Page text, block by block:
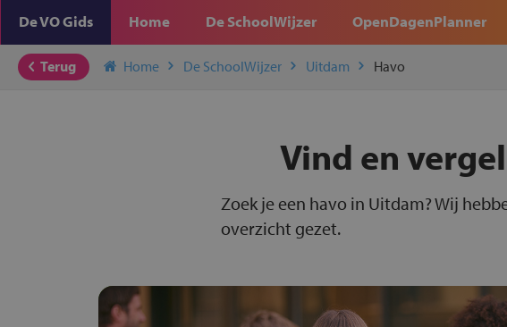
De VO Gids Home De SchoolWijzer OpenDagenPlanner
Terug Home De SchoolWijzer Uitdam Havo
Vind en
Zoek je een havo in Uitdam? Wij
overzicht gezet.